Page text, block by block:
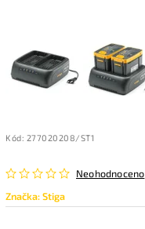
Kód: 277020208/ST1
Neohodnoceno
Značka:Stiga